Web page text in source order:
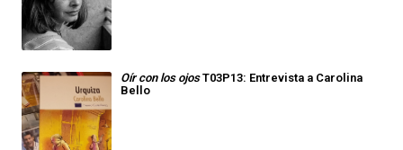
Oír con los ojosT03P13: Entrevista a Carolina
Bello